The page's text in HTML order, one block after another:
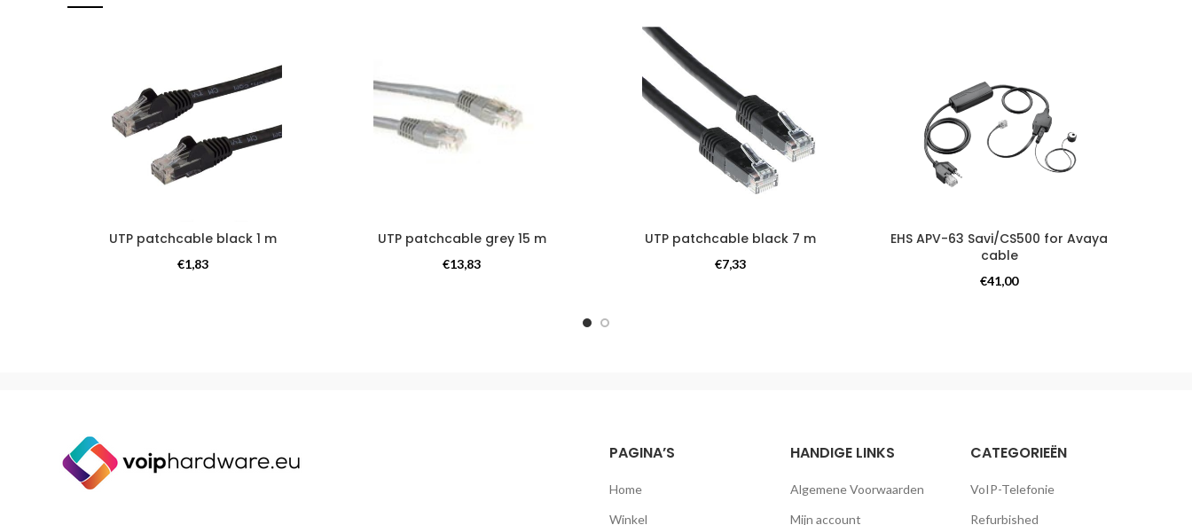
UTP patchcable black 1 m
Kabels
€1,83
UTP patchcable grey 15 m
Kabels
€13,83
UTP patchcable black 7 m
Kabels
€7,33
EHS APV-63 Savi/CS500 for Avaya
cable
Kabels
€41,00
PAGINA’S
Home
Winkel
HANDIGE LINKS
Algemene Voorwaarden
Mijn account
CATEGORIEËN
VoIP-Telefonie
Refurbished